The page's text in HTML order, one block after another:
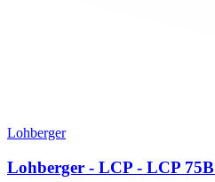
Lohberger
Lohberger - LCP - LCP 75B